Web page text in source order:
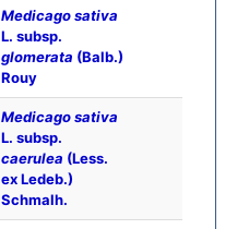
Medicago sativa
L. subsp.
glomerata (Balb.)
Rouy
Medicago sativa
L. subsp.
caerulea (Less.
ex Ledeb.)
Schmalh.